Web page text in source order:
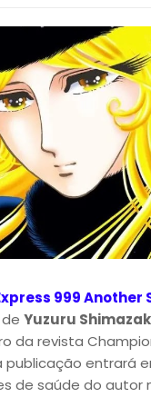
999 Another
Yuzuru
da revista
publicação entrará
de saúde do autor